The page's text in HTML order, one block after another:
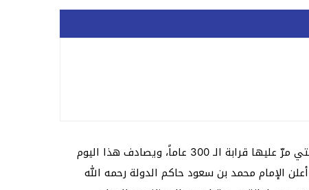
يعتبر من المناسبات الوطنية المهمة في المملكة العربية السعودية، وهو يشير إلى يوم تأسيس دولة السعودية الأولى، والتي مرّ عليها قرابة الـ 300 عاماً، ويصادف هذا اليوم
في السنة الهجرية منتصف العام من سنة 1139 هـ، وخلال هذا اليوم أعلن الإمام محمد بن سعود حاكم الدولة رحمه الله